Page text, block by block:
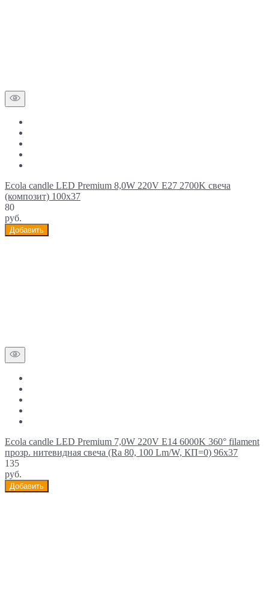
Ecola candle LED Premium 8,0W 220V E27 2700K свеча
(композит) 100x37
80
руб.
Добавить
Ecola candle LED Premium 7,0W 220V E14 6000K 360° filament
прозр. нитевидная свеча (Ra 80, 100 Lm/W, КП=0) 96х37
135
руб.
Добавить